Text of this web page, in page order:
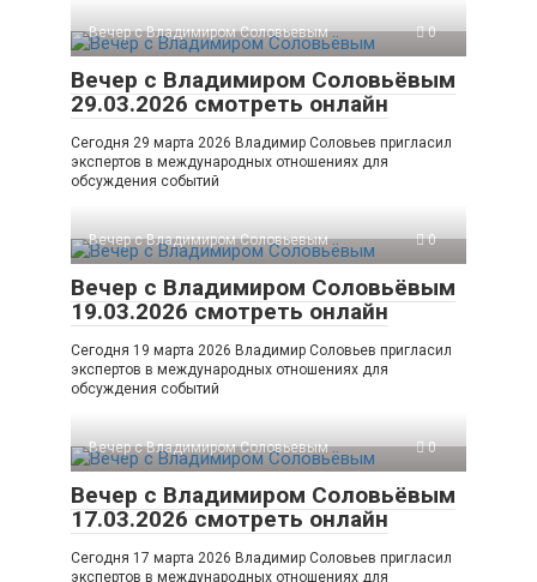
Вечер с Владимиром Соловьевым 0
Вечер с Владимиром Соловьёвым
29.03.2026 смотреть онлайн
Сегодня 29 марта 2026 Владимир Соловьев пригласил
экспертов в международных отношениях для
обсуждения событий
Вечер с Владимиром Соловьевым 0
Вечер с Владимиром Соловьёвым
19.03.2026 смотреть онлайн
Сегодня 19 марта 2026 Владимир Соловьев пригласил
экспертов в международных отношениях для
обсуждения событий
Вечер с Владимиром Соловьевым 0
Вечер с Владимиром Соловьёвым
17.03.2026 смотреть онлайн
Сегодня 17 марта 2026 Владимир Соловьев пригласил
экспертов в международных отношениях для